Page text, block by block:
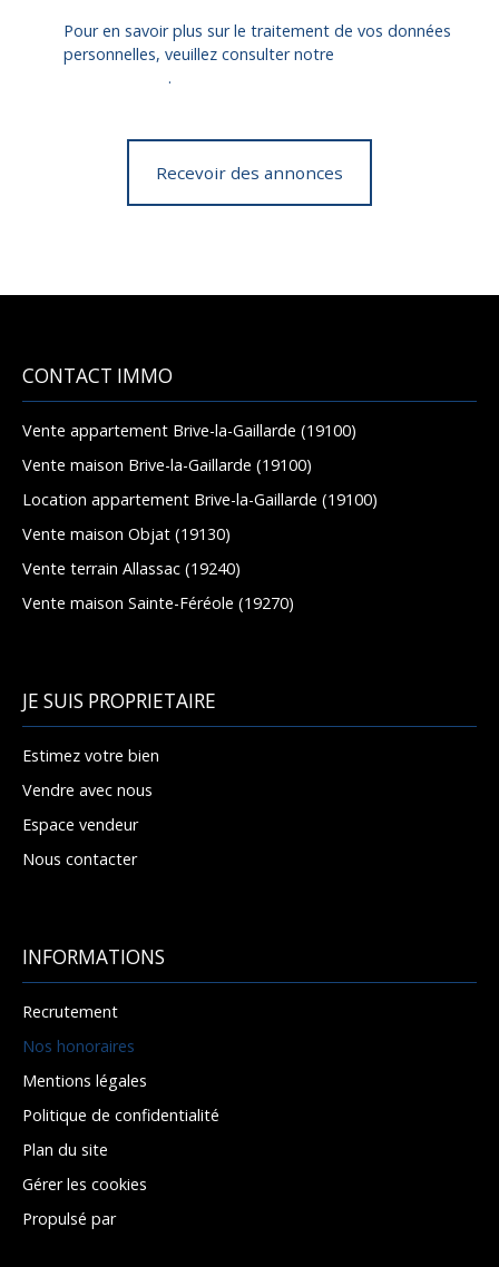
Pour en savoir plus sur le traitement de vos données
personnelles, veuillez consulter notre
.
Recevoir des annonces
CONTACT IMMO
Vente appartement Brive-la-Gaillarde (19100)
Vente maison Brive-la-Gaillarde (19100)
Location appartement Brive-la-Gaillarde (19100)
Vente maison Objat (19130)
Vente terrain Allassac (19240)
Vente maison Sainte-Féréole (19270)
JE SUIS PROPRIETAIRE
Estimez votre bien
Vendre avec nous
Espace vendeur
Nous contacter
INFORMATIONS
Recrutement
Nos honoraires
Mentions légales
Politique de confidentialité
Plan du site
Gérer les cookies
Propulsé par